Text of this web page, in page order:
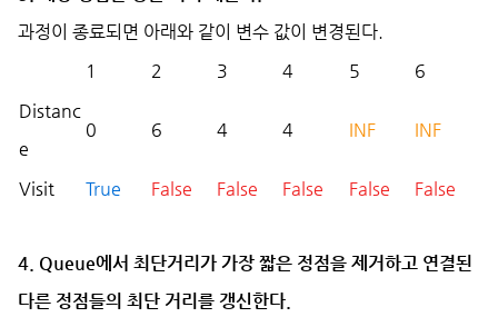
과정이 종료되면 아래와 같이 변수 값이 변경된다.
1
2 3 4 5
6
Distanc
e
0 6 4 4 INF INF
Visit True False False False False False
4. Queue에서 최단거리가 가장 짧은 정점을 제거하고 연결된
다른 정점들의 최단 거리를 갱신한다.